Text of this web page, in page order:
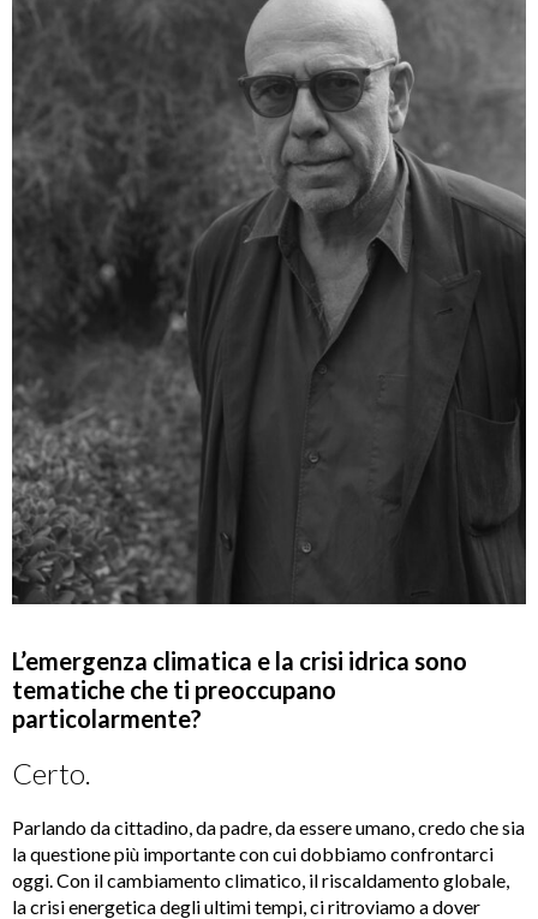
L’emergenza climatica e la crisi idrica sono
tematiche che ti preoccupano
particolarmente?
Certo.
Parlando da cittadino, da padre, da essere umano, credo che sia
la questione più importante con cui dobbiamo confrontarci
oggi. Con il cambiamento climatico, il riscaldamento globale,
la crisi energetica degli ultimi tempi, ci ritroviamo a dover